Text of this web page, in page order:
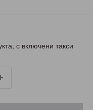
с включени такси